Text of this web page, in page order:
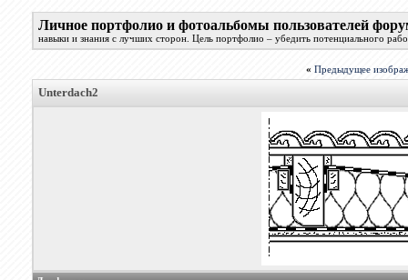
Личное портфолио и фотоальбомы пользователей
навыки и знания с лучших сторон. Цель портфолио – убедить потенциального
« Предыдущее
Unterdach2